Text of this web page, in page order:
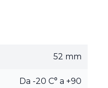
52 mm
Da -20 C° a +90